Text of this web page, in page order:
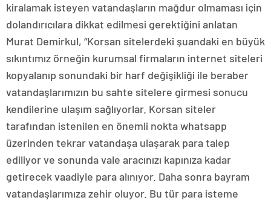
kiralamak isteyen vatandaşların mağdur olmaması için
dolandırıcılara dikkat edilmesi gerektiğini anlatan
Murat Demirkul, “Korsan sitelerdeki şuandaki en büyük
sıkıntımız örneğin kurumsal firmaların internet siteleri
kopyalanıp sonundaki bir harf değişikliği ile beraber
vatandaşlarımızın bu sahte sitelere girmesi sonucu
kendilerine ulaşım sağlıyorlar. Korsan siteler
tarafından istenilen en önemli nokta whatsapp
üzerinden tekrar vatandaşa ulaşarak para talep
ediliyor ve sonunda vale aracınızı kapınıza kadar
getirecek vaadiyle para alınıyor. Daha sonra bayram
vatandaşlarımıza zehir oluyor. Bu tür para isteme